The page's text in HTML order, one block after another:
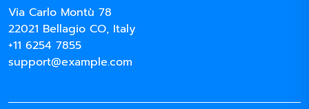
Via Carlo Montù 78
22021 Bellagio CO, Italy
+11 6254 7855
support@example.com